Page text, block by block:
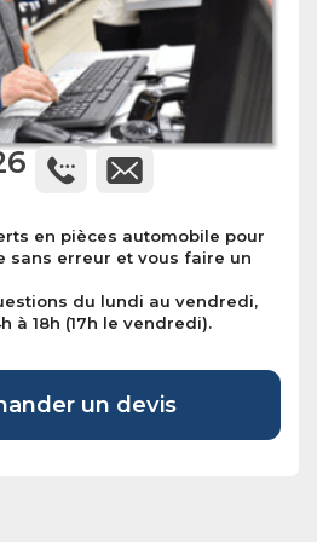
en pièces automobile pour
sans erreur et vous faire un
du lundi au vendredi,
à 18h (17h le vendredi).
un devis